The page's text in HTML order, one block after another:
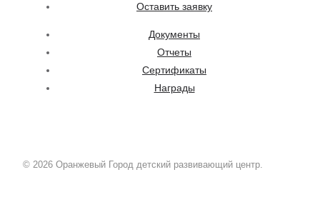
Оставить заявку
Документы
Отчеты
Сертификаты
Награды
© 2026 Оранжевый Город детский развивающий центр.